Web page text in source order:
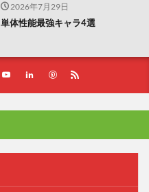
2026年7月29日
単体性能最強キャラ4選